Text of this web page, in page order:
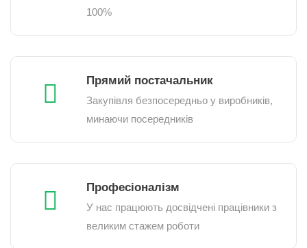
100%
Прямий постачальник
Закупівля безпосередньо у виробників,
минаючи посередників
Професіоналізм
У нас працюють досвідчені працівники з
великим стажем роботи